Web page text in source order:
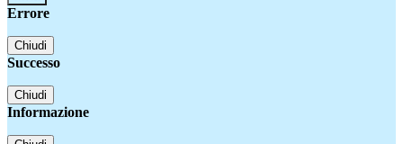
Errore
Chiudi
Successo
Chiudi
Informazione